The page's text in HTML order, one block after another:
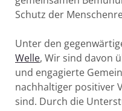
Schutz der
Unter den
Welle, Wir sind davon
und engagierte
nachhaltiger positiver
sind. Durch die